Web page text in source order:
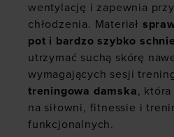
wentylację i zapewnia
chłodzenia. Materiał
pot i bardzo szybko schnie
utrzymać suchą skórę
wymagających sesji
treningowa damska,
na siłowni, fitnessie i
funkcjonalnych.